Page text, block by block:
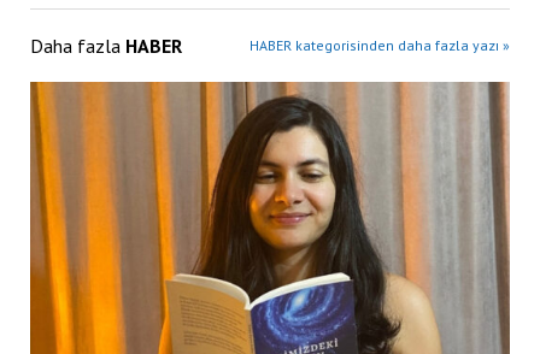
Daha fazla HABER HABER kategorisinden daha fazla yazı »